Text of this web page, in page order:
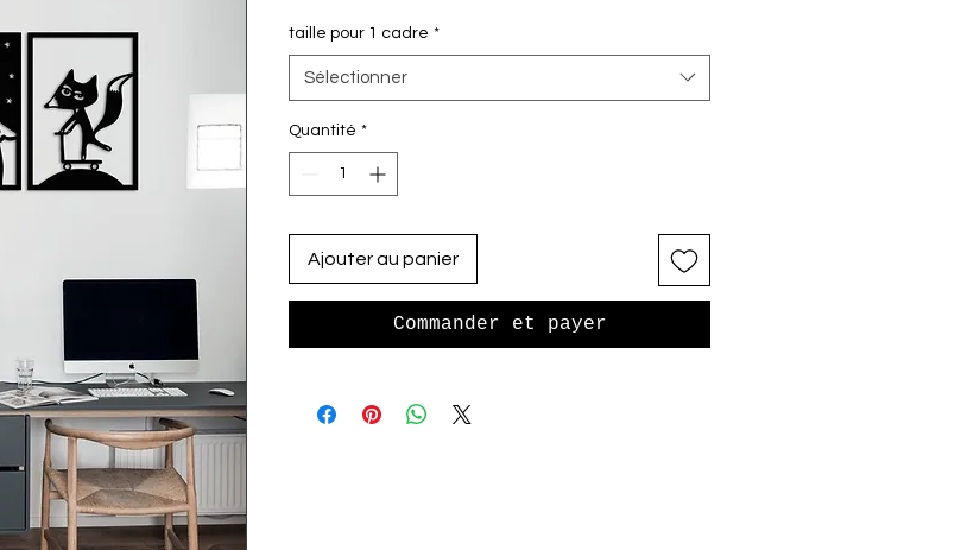
taille pour 1 cadre *
Sélectionner
Quantité *
Ajouter au panier
Commander et payer